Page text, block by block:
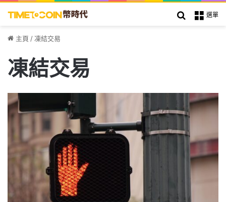
選單
搜索
主頁 / 凍結交易
凍結交易